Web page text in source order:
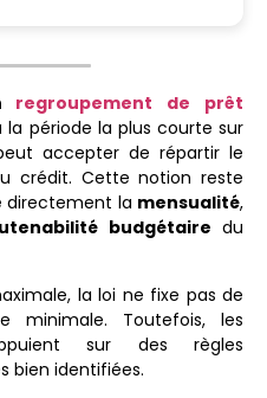
regroupement de prêt
la période la plus courte sur
accepter de répartir le
crédit. Cette notion reste
directement la mensualité,
budgétaire du
la loi ne fixe pas de
minimale. Toutefois, les
sur des règles
bien identifiées.